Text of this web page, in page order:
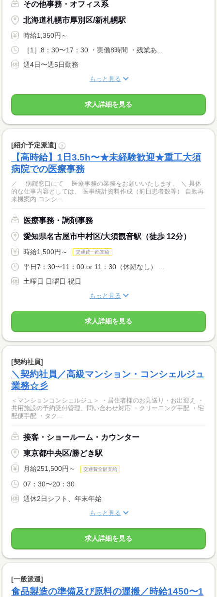
その他事務・オフィス系
北海道札幌市厚別区/新札幌駅
時給1,350円～
［1］8：30〜17：30 ・実働8時間 ・残業あ...
週4日〜週5日勤務
もっと見る
求人詳細を見る
[紹介予定派遣] ?
【高時給】1日3.5h〜★未経験歓迎★重工大須
病院での医療事務
／ 病院窓口にて 医療事務の業務をお願いいたします。 ＼ 具体
的な仕事内容としては、 医事統計資料作成（前日患者数等） 自動再
来機案内 コンシ...
医療事務・調剤事務
愛知県名古屋市中村区/大須観音駅（徒歩 12分）
時給1,500円～ 交通費一部支給
平日7：30〜11：00 or 11：30（休憩なし） ...
土曜日 日曜日 祝日
もっと見る
求人詳細を見る
[契約社員]
＼契約社員／高級マンション・コンシェルジュ
業務☆彡
＜マンションコンシェルジュ＞ ・居住者様のお見送り・お出迎え ・
共用施設の予約受付管理、問い合わせ対応 ・クリーニング手配 ・宅
配便手配 ・タク...
接客・ショールーム・カウンター
東京都中央区/勝どき駅
月給251,500円～ 交通費全額支給
07：30〜20：30
週休2日シフト、年末年始
もっと見る
求人詳細を見る
[一般派遣]
食品製造の準備及び原料の運搬／時給1450〜1